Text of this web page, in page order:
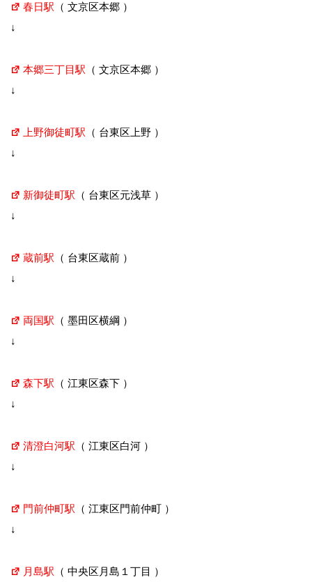
春日駅 （ 文京区本郷 ）
↓
本郷三丁目駅 （ 文京区本郷 ）
↓
上野御徒町駅 （ 台東区上野 ）
↓
新御徒町駅 （ 台東区元浅草 ）
↓
蔵前駅 （ 台東区蔵前 ）
↓
両国駅 （ 墨田区横綱 ）
↓
森下駅 （ 江東区森下 ）
↓
清澄白河駅 （ 江東区白河 ）
↓
門前仲町駅 （ 江東区門前仲町 ）
↓
月島駅 （ 中央区月島１丁目 ）